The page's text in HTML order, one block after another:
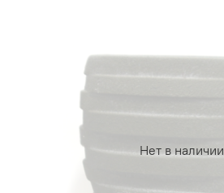
Нет в наличии